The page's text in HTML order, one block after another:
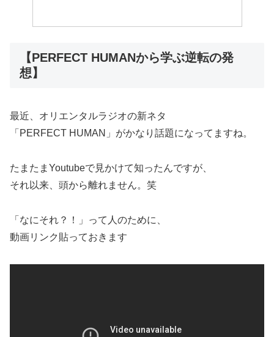
【PERFECT HUMANから学ぶ逆転の発
想】
最近、オリエンタルラジオの新ネタ
「PERFECT HUMAN」がかなり話題になってますね。
たまたまYoutubeで見かけて知ったんですが、
それ以来、頭から離れません。笑
「なにそれ？！」って人のために、
動画リンク貼っておきます